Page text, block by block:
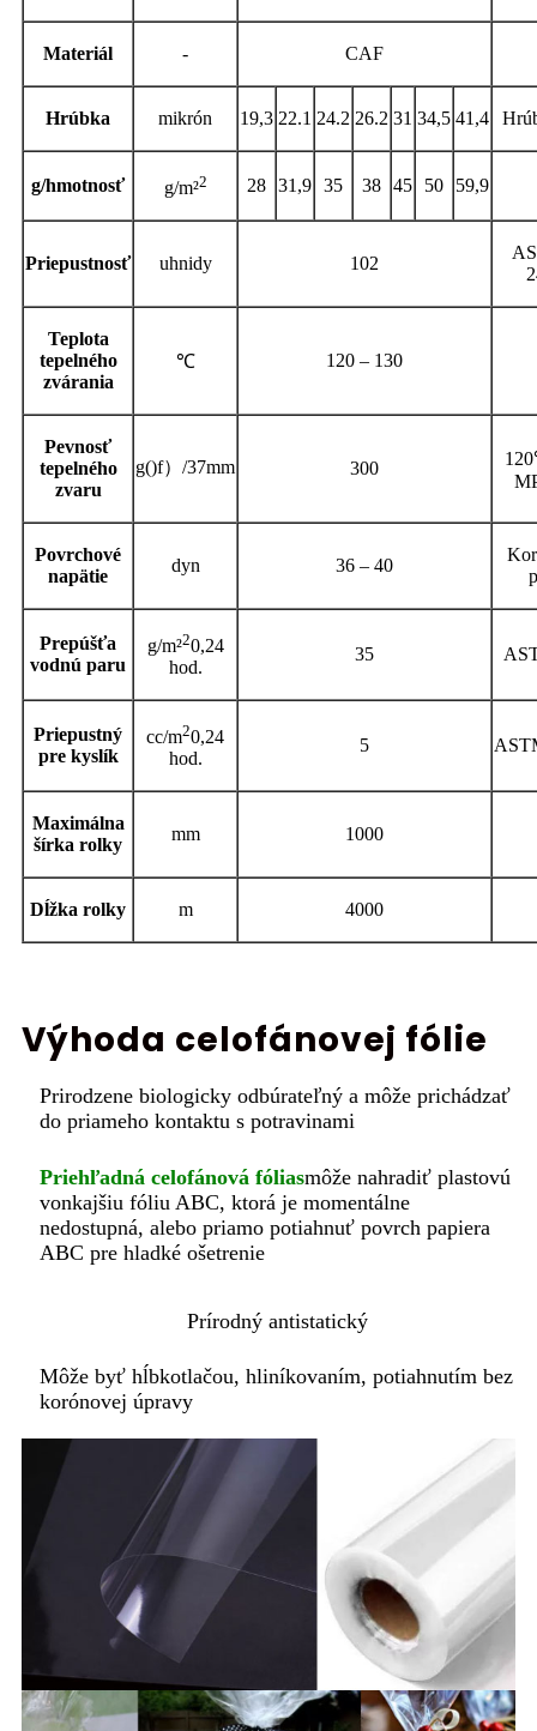
Materiál - CAF
Hrúbka mikrón 19,3 22.1 24.2 26.2 31 34,5 41,4
g/hmotnosť g/m²2 28 31,9 35 38 45 50 59,9
Priepustnosť uhnidy 102
Teplota
tepelného
zvárania
℃ 120 – 130
Pevnosť
tepelného
zvaru
g()f） /37mm 300 120
Povrchové
napätie
dyn 36 – 40
Prepúšťa
vodnú paru
g/m²20,24
hod.
35
Priepustný
pre kyslík
cc/m20,24
hod.
5
Maximálna
šírka rolky
mm 1000
Dĺžka rolky m 4000
Výhoda celofánovej fólie
Prirodzene biologicky odbúrateľný a môže prichádzať
do priameho kontaktu s potravinami
Priehľadná celofánová fóliasmôže nahradiť plastovú
vonkajšiu fóliu ABC, ktorá je momentálne
nedostupná, alebo priamo potiahnuť povrch papiera
ABC pre hladké ošetrenie
Prírodný antistatický
Môže byť hĺbkotlačou, hliníkovaním, potiahnutím bez
korónovej úpravy